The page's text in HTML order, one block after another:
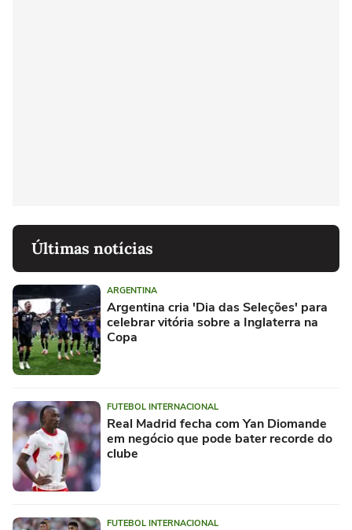
Últimas notícias
ARGENTINA
Argentina cria 'Dia das Seleções' para
celebrar vitória sobre a Inglaterra na
Copa
FUTEBOL INTERNACIONAL
Real Madrid fecha com Yan Diomande
em negócio que pode bater recorde do
clube
FUTEBOL INTERNACIONAL